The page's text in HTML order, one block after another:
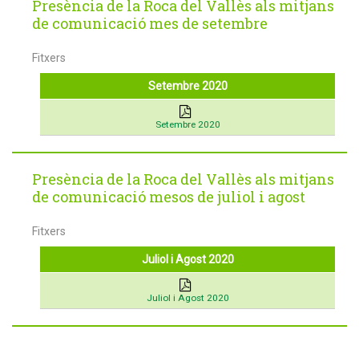
Presència de la Roca del Vallès als mitjans
de comunicació mes de setembre
Fitxers
Setembre 2020
Setembre 2020
Presència de la Roca del Vallès als mitjans
de comunicació mesos de juliol i agost
Fitxers
Juliol i Agost 2020
Juliol i Agost 2020